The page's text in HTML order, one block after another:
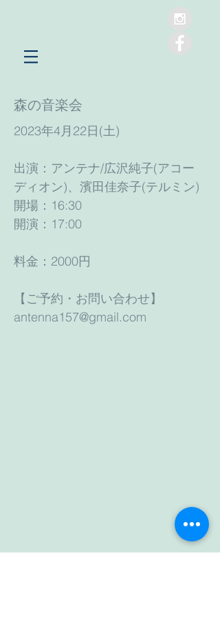
森の音楽会
2023年4月22日(土)
出演：アンテナ/広沢純子(アコー
ディオン)、濱田佳奈子(テルミン)
開場：16:30
開演：17:00
料金：2000円
【ご予約・お問い合わせ】
antenna157@gmail.com